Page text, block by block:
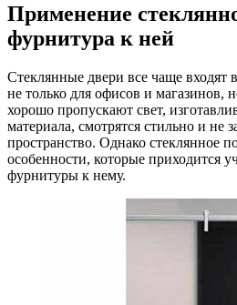
Применение
фурнитура к ней
Стеклянные двери все чаще входят
не только для офисов и магазинов,
хорошо пропускают свет,
материала, смотрятся стильно и не
пространство. Однако стеклянное
особенности, которые приходится
фурнитуры к нему.